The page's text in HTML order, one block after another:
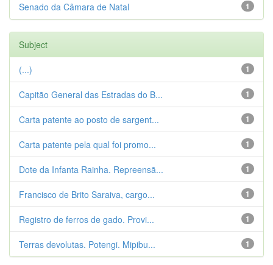
1
Senado da Câmara de Natal
Subject
1
(...)
1
Capitão General das Estradas do B...
1
Carta patente ao posto de sargent...
1
Carta patente pela qual foi promo...
1
Dote da Infanta Rainha. Repreensã...
1
Francisco de Brito Saraiva, cargo...
1
Registro de ferros de gado. Provi...
1
Terras devolutas. Potengi. Mipibu...